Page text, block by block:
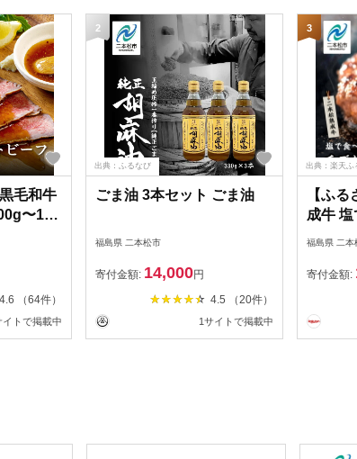
毛和牛
〜1kg
松市産
グリル
人気 お
さと納
送料
4.6 （64件）
イトで掲載中
2
出典：ふるなび
ごま油 3本セット ごま油
福島県 二本松市
寄付金額: 14,000円
4.5 （20件）
1サイトで掲載中
3
出典：楽天ふ
【ふ
成牛
ハン
肉 牛肉
ンチ
ルメ
福島県
福島県 二本
寄付金額: